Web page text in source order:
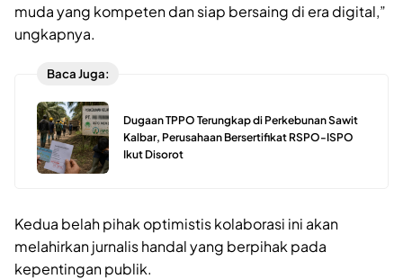
muda yang kompeten dan siap bersaing di era digital,”
ungkapnya.
Baca Juga:
Dugaan TPPO Terungkap di Perkebunan Sawit
Kalbar, Perusahaan Bersertifikat RSPO-ISPO
Ikut Disorot
Kedua belah pihak optimistis kolaborasi ini akan
melahirkan jurnalis handal yang berpihak pada
kepentingan publik.